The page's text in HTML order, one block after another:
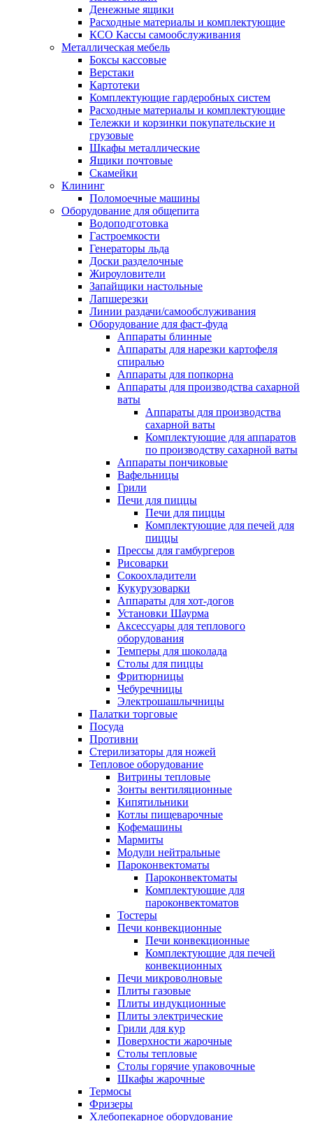
Денежные ящики
Расходные материалы и комплектующие
КСО Кассы самообслуживания
Металлическая мебель
Боксы кассовые
Верстаки
Картотеки
Комплектующие гардеробных систем
Расходные материалы и комплектующие
Тележки и корзинки покупательские и
грузовые
Шкафы металлические
Ящики почтовые
Скамейки
Клининг
Поломоечные машины
Оборудование для общепита
Водоподготовка
Гастроемкости
Генераторы льда
Доски разделочные
Жироуловители
Запайщики настольные
Лапшерезки
Линии раздачи/самообслуживания
Оборудование для фаст-фуда
Аппараты блинные
Аппараты для нарезки картофеля
спиралью
Аппараты для попкорна
Аппараты для производства сахарной
ваты
Аппараты для производства
сахарной ваты
Комплектующие для аппаратов
по производству сахарной ваты
Аппараты пончиковые
Вафельницы
Грили
Печи для пиццы
Печи для пиццы
Комплектующие для печей для
пиццы
Прессы для гамбургеров
Рисоварки
Сокоохладители
Кукурузоварки
Аппараты для хот-догов
Установки Шаурма
Аксессуары для теплового
оборудования
Темперы для шоколада
Столы для пиццы
Фритюрницы
Чебуречницы
Электрошашлычницы
Палатки торговые
Посуда
Противни
Стерилизаторы для ножей
Тепловое оборудование
Витрины тепловые
Зонты вентиляционные
Кипятильники
Котлы пищеварочные
Кофемашины
Мармиты
Модули нейтральные
Пароконвектоматы
Пароконвектоматы
Комплектующие для
пароконвектоматов
Тостеры
Печи конвекционные
Печи конвекционные
Комплектующие для печей
конвекционных
Печи микроволновые
Плиты газовые
Плиты индукционные
Плиты электрические
Грили для кур
Поверхности жарочные
Столы тепловые
Столы горячие упаковочные
Шкафы жарочные
Термосы
Фризеры
Хлебопекарное оборудование